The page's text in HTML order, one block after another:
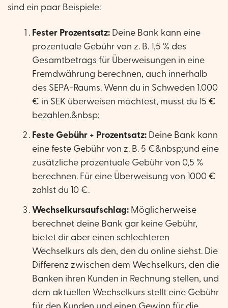
sind ein paar Beispiele:
Fester Prozentsatz: Deine Bank kann eine
prozentuale Gebühr von z. B. 1,5 % des
Gesamtbetrags für Überweisungen in eine
Fremdwährung berechnen, auch innerhalb
des SEPA-Raums. Wenn du in Schweden 1.000
€ in SEK überweisen möchtest, musst du 15 €
bezahlen.&nbsp;
Feste Gebühr + Prozentsatz: Deine Bank kann
eine feste Gebühr von z. B. 5 €&nbsp;und eine
zusätzliche prozentuale Gebühr von 0,5 %
berechnen. Für eine Überweisung von 1000 €
zahlst du 10 €.
Wechselkursaufschlag: Möglicherweise
berechnet deine Bank gar keine Gebühr,
bietet dir aber einen schlechteren
Wechselkurs als den, den du online siehst. Die
Differenz zwischen dem Wechselkurs, den die
Banken ihren Kunden in Rechnung stellen, und
dem aktuellen Wechselkurs stellt eine Gebühr
für den Kunden und einen Gewinn für die